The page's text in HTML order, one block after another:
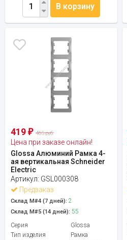
В корзину
419 ₽ 465 руб.
Цена при заказе онлайн!
Glossa Алюминий Рамка 4-
ая вертикальная Schneider
Electric
Артикул: GSL000308
Предзаказ
Склад М#4 (7 дней): 2
Склад М#5 (14 дней): 55
Серия
Glossa
Тип изделия
Рамка